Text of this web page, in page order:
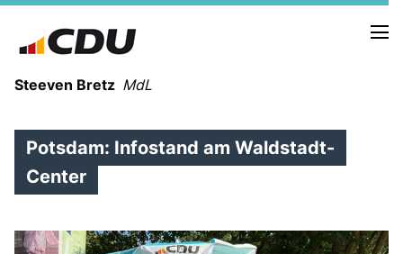
Steeven Bretz MdL
WAHLKREISBESUCHE
Potsdam: Infostand am Waldstadt-
Center